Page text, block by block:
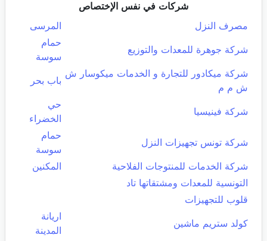
شركات في نفس الإختصاص
مصرف النزل
المرسى
شركة جوهرة للمعدات والتوزيع
حمام
سوسة
شركة ميكادور للتجارة و الخدمات ميكوسار ش
ش م م
باب بحر
شركة فينيسيا
حي
الخضراء
شركة تونس تجهيزات النزل
حمام
سوسة
شركة الخدمات للمنتوجات الفلاحية
المكنين
التونسية للمعدات ومشتقاتها تاد
قلوب للتجهيزات
كولد ستريم ماشين
اريانة
المدينة